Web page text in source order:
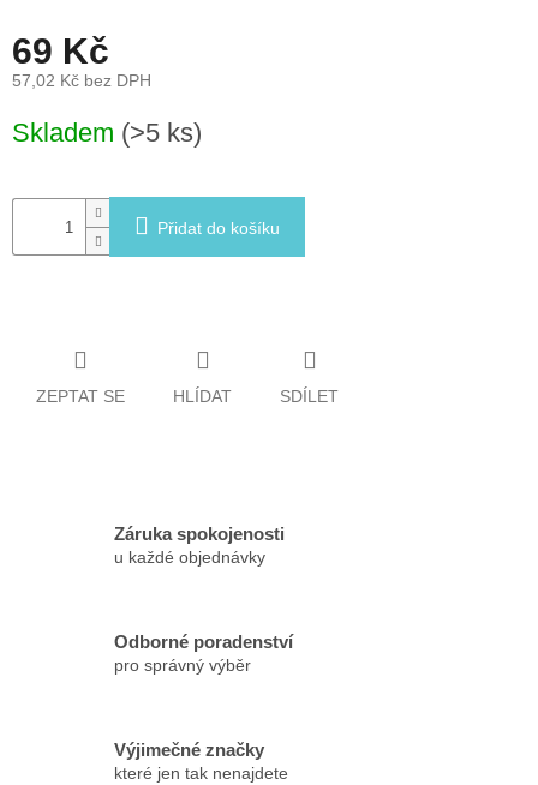
Novinky
Prodejny
69 Kč
57,02 Kč bez DPH
cena:
Skladem (>5 ks)
Přidat do košíku
ZEPTAT SE HLÍDAT SDÍLET
Záruka spokojenosti
u každé objednávky
Odborné poradenství
pro správný výběr
Výjimečné značky
které jen tak nenajdete